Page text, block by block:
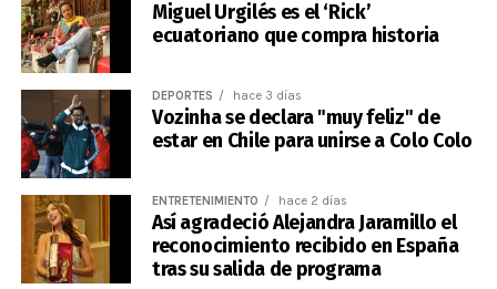
Miguel Urgilés es el ‘Rick’
ecuatoriano que compra historia
DEPORTES hace 3 días
Vozinha se declara "muy feliz" de
estar en Chile para unirse a Colo Colo
ENTRETENIMIENTO hace 2 días
Así agradeció Alejandra Jaramillo el
reconocimiento recibido en España
tras su salida de programa